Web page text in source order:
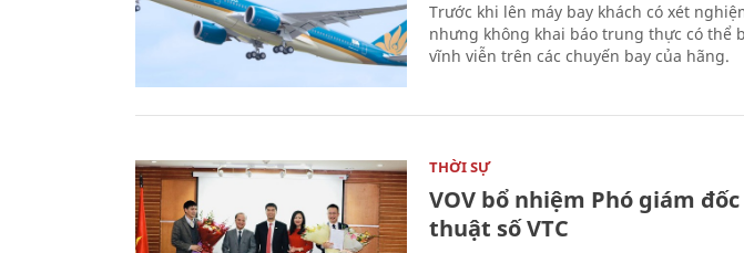
Trước khi lên máy bay khách có xét
nhưng không khai báo trung thực có thể
vĩnh viễn trên các chuyến bay của hãng.
THỜI SỰ
VOV bổ nhiệm Phó giám
thuật số VTC